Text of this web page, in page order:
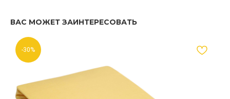
ВАС МОЖЕТ ЗАИНТЕРЕСОВАТЬ
-30%